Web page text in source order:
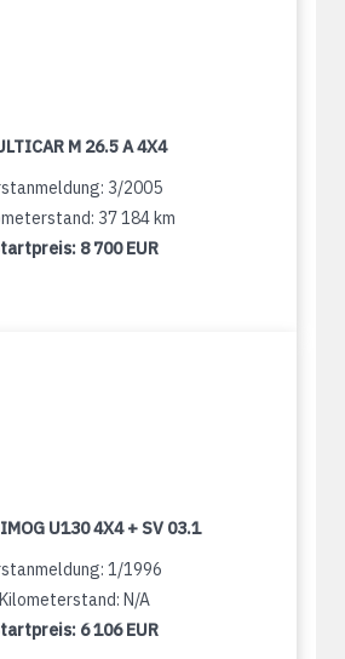
M 26.5 A 4X4
3/2005
37 184 km
8 700 EUR
U130 4X4 + SV 03.1
1/1996
Kilometerstand: N/A
6 106 EUR